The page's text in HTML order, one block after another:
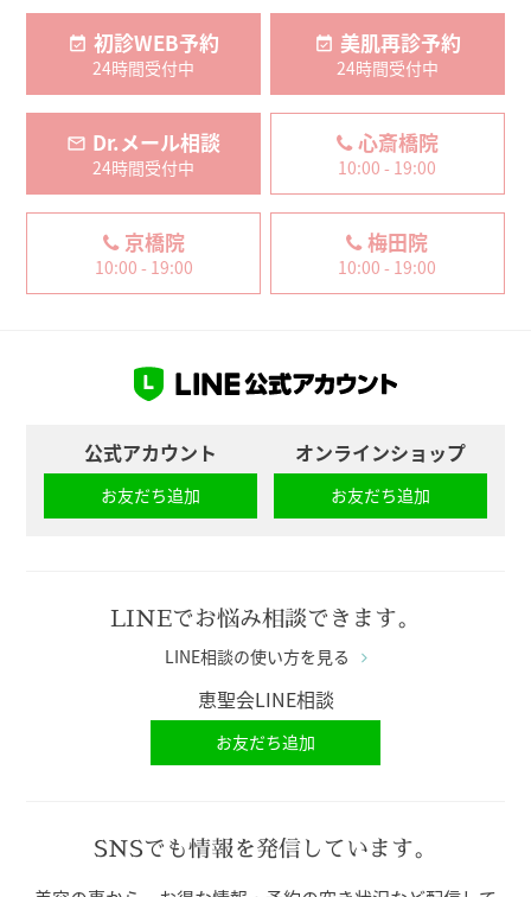
初診WEB予約
24時間受付中
美肌再診予約
24時間受付中
Dr.メール相談
24時間受付中
心斎橋院
10:00 - 19:00
京橋院
10:00 - 19:00
梅田院
10:00 - 19:00
公式アカウント
お友だち追加
オンラインショップ
お友だち追加
LINEでお悩み相談できます。
LINE相談の使い方を見る
恵聖会LINE相談
お友だち追加
SNSでも情報を発信しています。